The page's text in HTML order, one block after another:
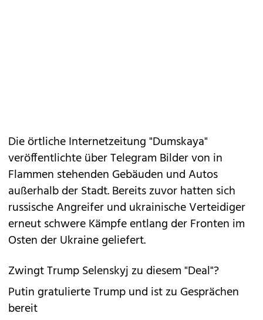
Die örtliche Internetzeitung "Dumskaya"
veröffentlichte über Telegram Bilder von in
Flammen stehenden Gebäuden und Autos
außerhalb der Stadt. Bereits zuvor hatten sich
russische Angreifer und ukrainische Verteidiger
erneut schwere Kämpfe entlang der Fronten im
Osten der Ukraine geliefert.
Zwingt Trump Selenskyj zu diesem "Deal"?
Putin gratulierte Trump und ist zu Gesprächen
bereit